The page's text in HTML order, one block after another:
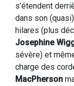
s’étendent
dans son
hilares (plus
Josephine
sévère) et
charge des
MacPherson